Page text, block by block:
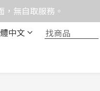
專人提供專案報價。
無自取服務。
0989250580或是
專人提供專案報價。
中文